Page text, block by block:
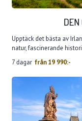
Upptäck det bästa av
natur, fascinerande
7 dagar från19 990:-